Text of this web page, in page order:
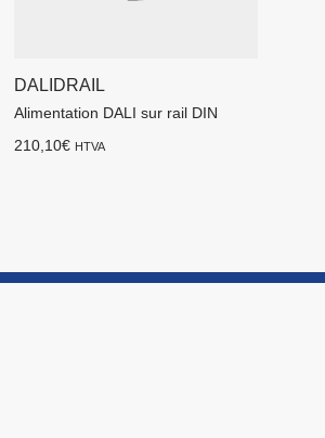
DALIDRAIL
Alimentation DALI sur rail DIN
210,10€ HTVA